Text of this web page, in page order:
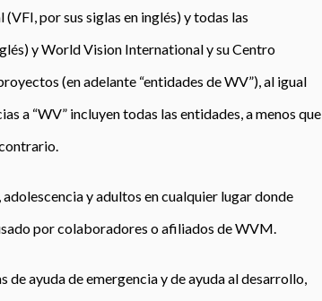
por sus siglas en inglés) y todas las
y World Vision International y su Centro
(en adelante “entidades de WV”), al igual
a “WV” incluyen todas las entidades, a menos que
y adultos en cualquier lugar donde
por colaboradores o afiliados de WVM.
de ayuda de emergencia y de ayuda al desarrollo,